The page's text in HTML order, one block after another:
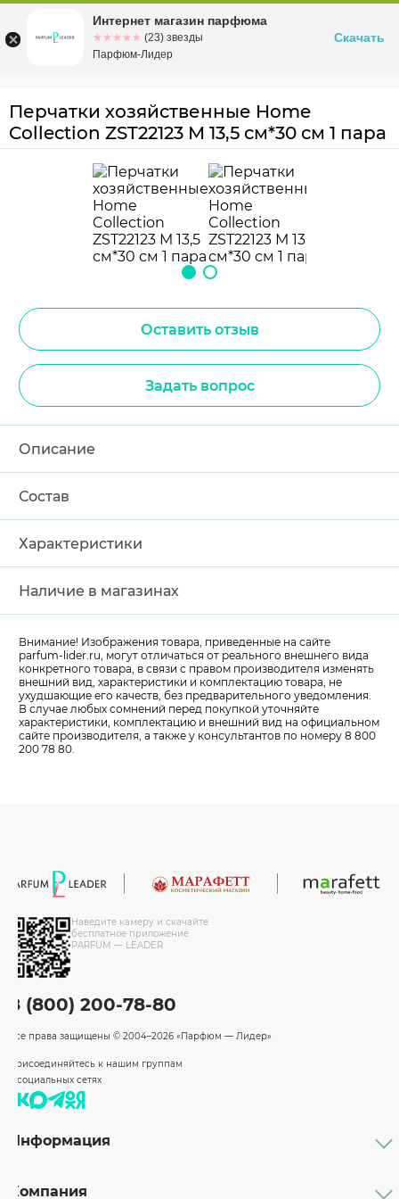
Омскул. Заозерная, 11, к. 1
Перчатки хозяйственные Home
Collection ZST22123 М 13,5 см*30 см 1 пара
Оставить отзыв
Задать вопрос
Описание
Состав
Характеристики
Наличие в магазинах
Внимание! Изображения товара, приведенные на сайте
parfum-lider.ru, могут отличаться от реального внешнего вида
конкретного товара, в связи с правом производителя изменять
внешний вид, характеристики и комплектацию товара, не
ухудшающие его качеств, без предварительного уведомления.
В случае любых сомнений перед покупкой уточняйте
характеристики, комплектацию и внешний вид на официальном
сайте производителя, а также у консультантов по номеру 8 800
200 78 80.
Наведите камеру и скачайте
бесплатное приложение
PARFUM — LEADER
8 (800) 200-78-80
Все права защищены © 2004–2026 «Парфюм — Лидер»
Присоединяйтесь к нашим группам
в социальных сетях
Информация
Бренды
Компания
Интернет магазин парфюма
☆☆☆☆☆
★★★★★ (23) звезды
Парфюм-Лидер
Скачать